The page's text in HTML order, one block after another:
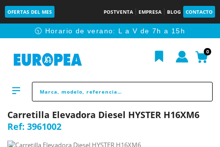
OFERTAS DEL MES POSTVENTA EMPRESA BLOG CONTACTO
🕥 Horario de verano: L a V de 7h a 15h
0
Carretilla Elevadora Diesel HYSTER H16XM6
Ref: 3961002